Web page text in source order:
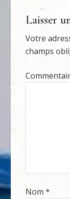
Laisser
Votre
champs
Nom*